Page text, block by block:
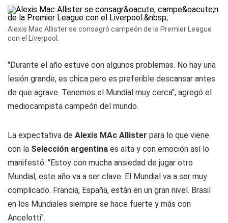
Alexis Mac Allister se consagró campeón de la Premier League
con el Liverpool.
"Durante el año estuve con algunos problemas. No hay una
lesión grande, es chica pero es preferible descansar antes
de que agrave. Tenemos el Mundial muy cerca", agregó el
mediocampista campeón del mundo.
La expectativa de Alexis MAc Allister para lo que viene
con la Selección argentina es alta y con emoción así lo
manifestó: "Estoy con mucha ansiedad de jugar otro
Mundial, este año va a ser clave. El Mundial va a ser muy
complicado. Francia, España, están en un gran nivel. Brasil
en los Mundiales siempre se hace fuerte y más con
Ancelotti".